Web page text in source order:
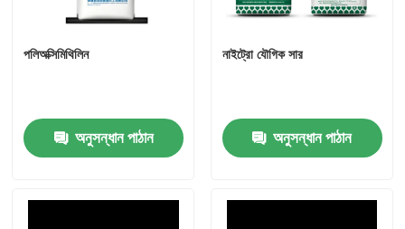
পলিঅক্সিমিথিলিন
অনুসন্ধান পাঠান
নাইট্রো যৌগিক সার
অনুসন্ধান পাঠান